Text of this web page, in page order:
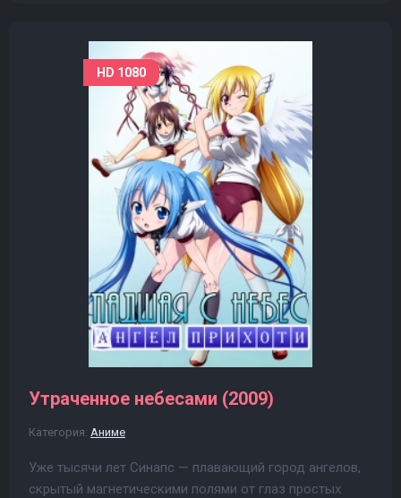
HD 1080
Утраченное небесами (2009)
Категория: Аниме
Уже тысячи лет Синапс — плавающий город ангелов,
скрытый магнетическими полями от глаз простых